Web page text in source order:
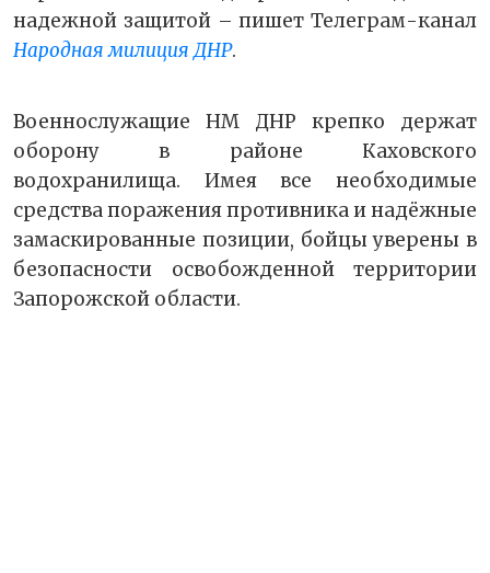
надежной защитой – пишет Телеграм-канал
Народная милиция ДНР.
Военнослужащие НМ ДНР крепко держат
оборону в районе Каховского
водохранилища. Имея все необходимые
средства поражения противника и надёжные
замаскированные позиции, бойцы уверены в
безопасности освобожденной территории
Запорожской области.